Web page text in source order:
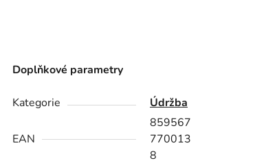
Doplňkové parametry
Kategorie Údržba
EAN
859567
770013
8